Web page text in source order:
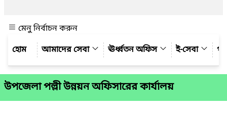
মেনু নির্বাচন করুন
আমাদের সেবা
ঊর্ধ্বতন অফিস ই-সেবা
উপজেলা পল্লী উন্নয়ন অফিসারের কার্যালয়